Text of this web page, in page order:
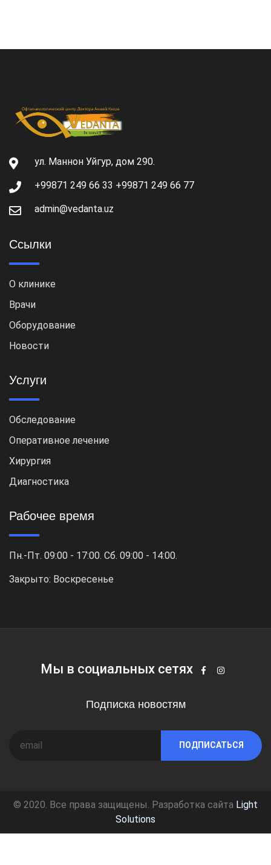
ул. Маннон Уйгур, дом 290.
+99871 249 66 33 +99871 249 66 77
admin@vedanta.uz
Ссылки
О клинике
Врачи
Оборудование
Новости
Услуги
Обследование
Оперативное лечение
Хирургия
Диагностика
Рабочее время
Пн.-Пт. 09:00 - 17:00. Сб. 09:00 - 14:00.
Закрыто: Воскресенье
Мы в социальных сетях
Подписка новостям
ПОДПИСАТЬСЯ
© 2020. Все права защищены. Разработка сайта Light
Solutions